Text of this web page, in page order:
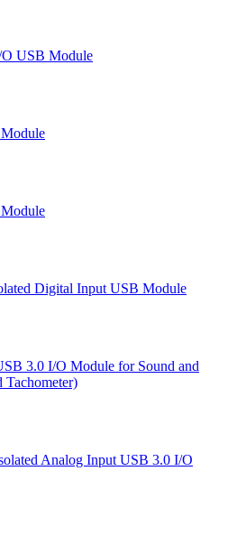
USB Module
Digital Input USB Module
3.0 I/O Module for Sound and
Analog Input USB 3.0 I/O